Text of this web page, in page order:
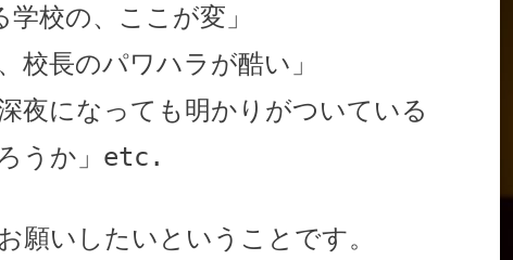
校の、ここが変」
校長のパワハラが酷い」
夜になっても明かりがついている
うか」etc.
願いしたいということです。